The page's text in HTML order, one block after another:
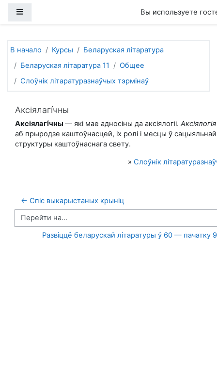
Вы используете
В начало Курсы
Беларуская літаратура
Беларуская літаратура 11
Общее
Слоўнік літаратуразнаўчых тэрмінаў
Аксіялагі́чны
Аксіялагічны — які мае адносіны да аксіялогіі. Аксіялогія
аб прыродзе каштоўнасцей, іх ролі і месцы ў сацыяльнай
структуры каштоўнаснага свету.
» Слоўнік
← Спіс выкарыстаных крыніц
Перейти на...
Развіццё беларускай літаратуры ў 60 — пачатку